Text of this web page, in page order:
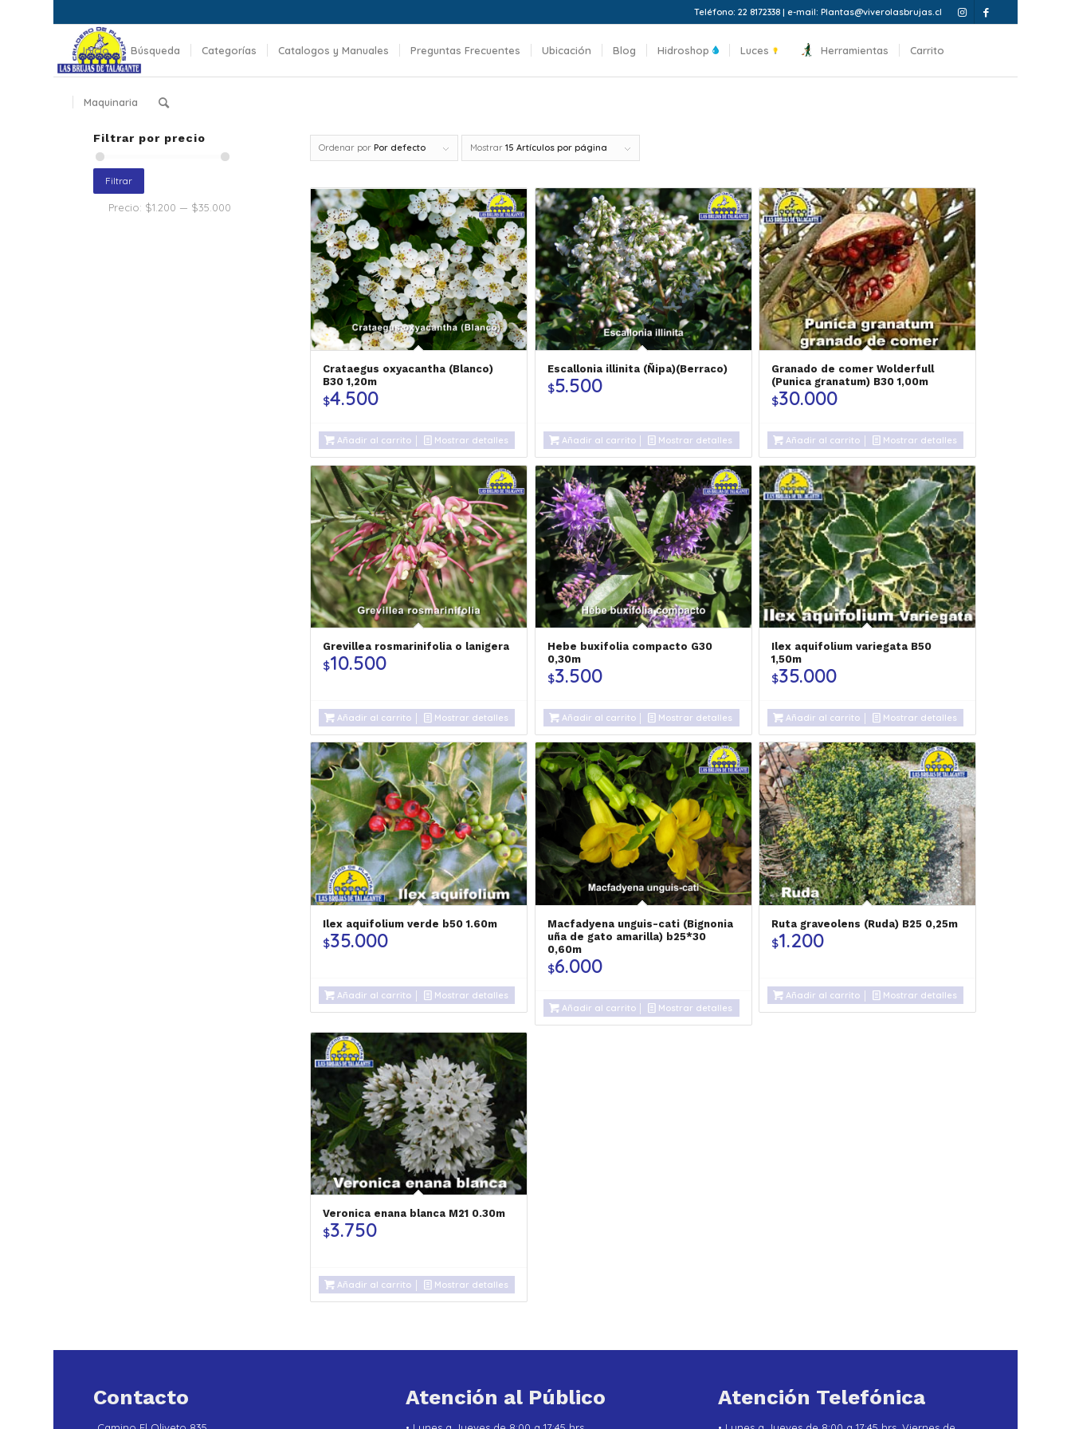
Teléfono: 22 8172338 | e-mail: Plantas@viverolasbrujas.cl
Inicio Búsqueda Categorías Catalogos y Manuales Preguntas Frecuentes Ubicación Blog Hidroshop Luces Herramientas Carrito
Maquinaria
Ordenar porPor defecto Mostrar15 Artículos por página
Crataegus oxyacantha (Blanco)
B30 1,20m
$4.500
Añadir al carrito Mostrar detalles
Escallonia illinita (Ñipa)(Berraco)
$5.500
Añadir al carrito Mostrar detalles
Granado de comer Wolderfull
(Punica granatum) B30 1,00m
$30.000
Añadir al carrito Mostrar detalles
Grevillea rosmarinifolia o lanigera
$10.500
Añadir al carrito Mostrar detalles
Hebe buxifolia compacto G30
0,30m
$3.500
Añadir al carrito Mostrar detalles
Ilex aquifolium variegata B50
1,50m
$35.000
Añadir al carrito Mostrar detalles
Ilex aquifolium verde b50 1.60m
$35.000
Añadir al carrito Mostrar detalles
Macfadyena unguis-cati (Bignonia
uña de gato amarilla) b25*30
0,60m
$6.000
Añadir al carrito Mostrar detalles
Ruta graveolens (Ruda) B25 0,25m
$1.200
Añadir al carrito Mostrar detalles
Veronica enana blanca M21 0.30m
$3.750
Añadir al carrito Mostrar detalles
Filtrar por precio
Filtrar
Precio: $1.200 — $35.000
Contacto Atención al Público Atención Telefónica